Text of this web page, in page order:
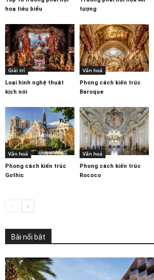
hoạ tiêu biểu
tượng
Giải trí
Loại hình nghệ thuật
kịch nói
Văn hoá
Phong cách kiến trúc
Baroque
Văn hoá
Phong cách kiến trúc
Gothic
Văn hoá
Phong cách kiến trúc
Rococo
Bài nổi bật